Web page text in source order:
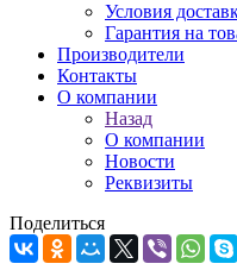
Условия
Гарантия на
Производители
Контакты
О компании
Назад
О компании
Новости
Реквизиты
Поделиться